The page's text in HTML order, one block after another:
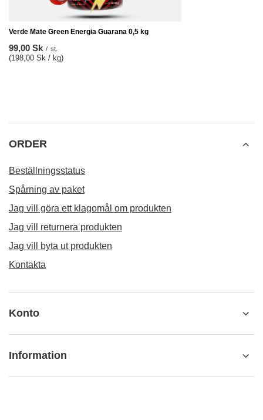
Verde Mate Green Energia Guarana 0,5 kg
99,00 Sk / st.
(198,00 Sk / kg)
ORDER
Beställningsstatus
Spårning av paket
Jag vill göra ett klagomål om produkten
Jag vill returnera produkten
Jag vill byta ut produkten
Kontakta
Konto
Information